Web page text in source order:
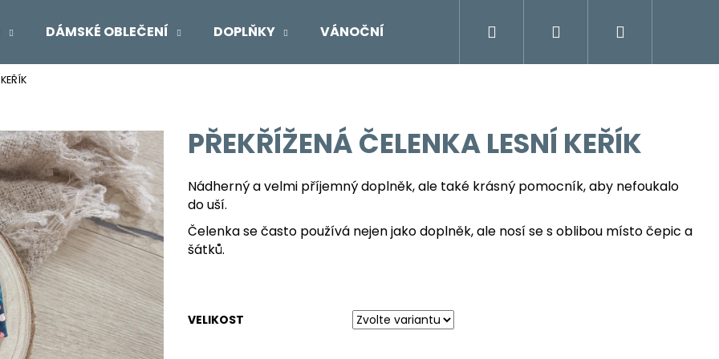
DÁMSKÉ OBLEČENÍ DOPLŇKY VÁNOČNÍ KOLEKCE Přihlášení
PŘEKŘÍŽENÁ ČELENKA LESNÍ KEŘÍK
Nádherný a velmi příjemný doplněk, ale také krásný pomocník, aby nefoukalo
do uší.
Čelenka se často používá nejen jako doplněk, ale nosí se s oblibou místo čepic a
šátků.
VELIKOST
Co potřebujete najít?
HLEDAT
Doporučujeme